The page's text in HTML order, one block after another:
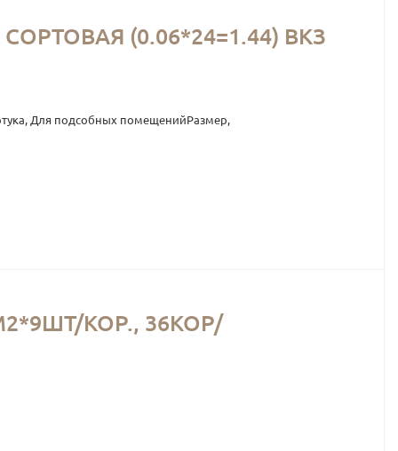
(0.06*24=1.44) ВКЗ
Для подсобных помещенийРазмер,
КОР., 36КОР/